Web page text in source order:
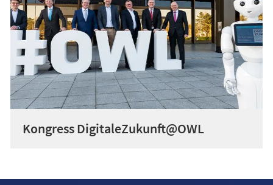
Kongress DigitaleZukunft@OWL